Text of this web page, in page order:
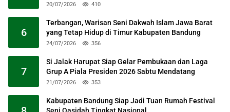
20/07/2026 410
6
Terbangan, Warisan Seni Dakwah Islam Jawa Barat
yang Tetap Hidup di Timur Kabupaten Bandung
24/07/2026 356
7
Si Jalak Harupat Siap Gelar Pembukaan dan Laga
Grup A Piala Presiden 2026 Sabtu Mendatang
21/07/2026 353
Kabupaten Bandung Siap Jadi Tuan Rumah Festival